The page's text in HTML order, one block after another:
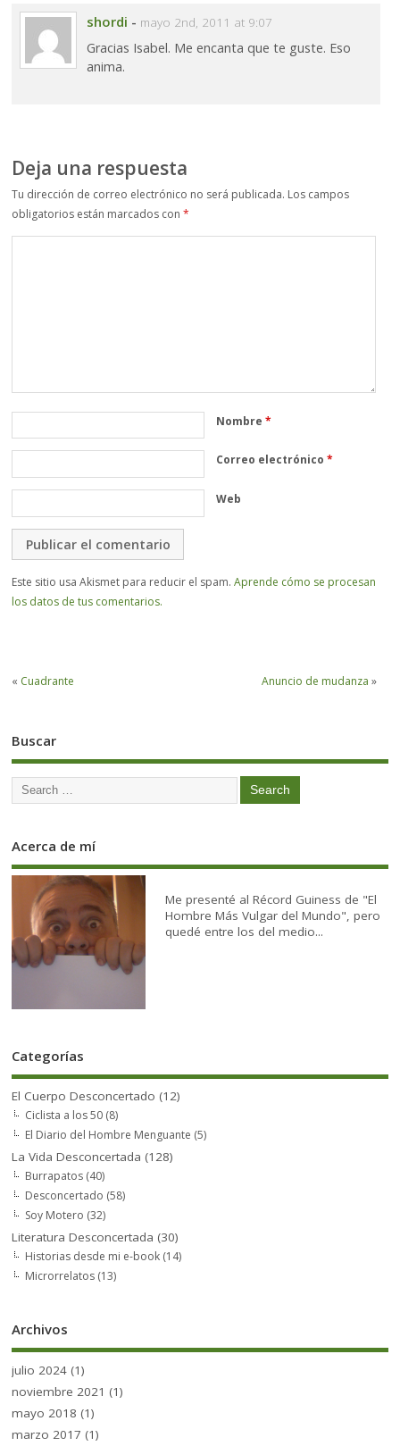
shordi - mayo 2nd, 2011 at 9:07
Gracias Isabel. Me encanta que te guste. Eso
anima.
Deja una respuesta
Tu dirección de correo electrónico no será publicada. Los campos
obligatorios están marcados con*
Nombre*
Correo electrónico*
Web
Este sitio usa Akismet para reducir el spam.Aprende cómo se procesan
los datos de tus comentarios.
« Cuadrante Anuncio de mudanza »
Buscar
Acerca de mí
Me presenté al Récord Guiness de "El
Hombre Más Vulgar del Mundo", pero
quedé entre los del medio...
Categorías
El Cuerpo Desconcertado (12)
Ciclista a los 50 (8)
El Diario del Hombre Menguante (5)
La Vida Desconcertada (128)
Burrapatos (40)
Desconcertado (58)
Soy Motero (32)
Literatura Desconcertada (30)
Historias desde mi e-book (14)
Microrrelatos (13)
Archivos
julio 2024 (1)
noviembre 2021 (1)
mayo 2018 (1)
marzo 2017 (1)